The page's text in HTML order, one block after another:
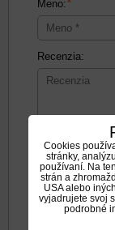
Meno:
Recenzia:
Pozitíva:
Cookies
stránky,
používaní. Na
strán a
USA alebo
vyjadrujete svoj
podrobné